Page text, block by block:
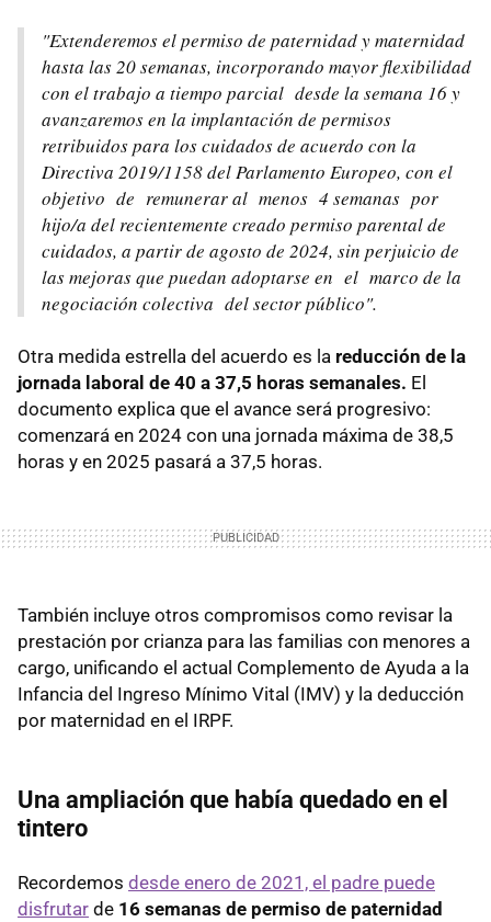
"Extenderemos el permiso de paternidad y maternidad
hasta las 20 semanas, incorporando mayor flexibilidad
con el trabajo a tiempo parcial desde la semana 16 y
avanzaremos en la implantación de permisos
retribuidos para los cuidados de acuerdo con la
Directiva 2019/1158 del Parlamento Europeo, con el
objetivo de remunerar al menos 4 semanas por
hijo/a del recientemente creado permiso parental de
cuidados, a partir de agosto de 2024, sin perjuicio de
las mejoras que puedan adoptarse en el marco de la
negociación colectiva del sector público".
Otra medida estrella del acuerdo es la reducción de la
jornada laboral de 40 a 37,5 horas semanales. El
documento explica que el avance será progresivo:
comenzará en 2024 con una jornada máxima de 38,5
horas y en 2025 pasará a 37,5 horas.
También incluye otros compromisos como revisar la
prestación por crianza para las familias con menores a
cargo, unificando el actual Complemento de Ayuda a la
Infancia del Ingreso Mínimo Vital (IMV) y la deducción
por maternidad en el IRPF.
Una ampliación que había quedado en el
tintero
Recordemos desde enero de 2021, el padre puede
disfrutar de 16 semanas de permiso de paternidad